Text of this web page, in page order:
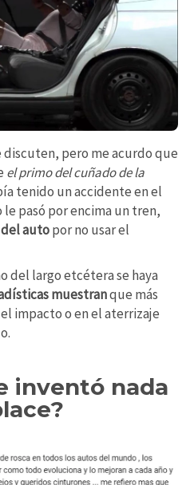
discuten, pero me acurdo que
el primo del cuñado de la
tenido un accidente en el
pasó por encima un tren,
del autopor no usar el
del largo etcétera se haya
muestranque más
impacto o en el aterrizaje
inventó nada